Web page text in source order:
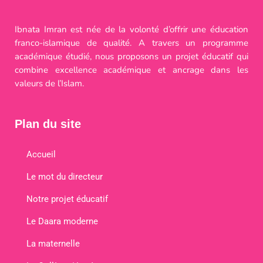
Ibnata Imran est née de la volonté d’offrir une éducation
franco-islamique de qualité. A travers un programme
académique étudié, nous proposons un projet éducatif qui
combine excellence académique et ancrage dans les
valeurs de l’Islam.
Plan du site
Accueil
Le mot du directeur
Notre projet éducatif
Le Daara moderne
La maternelle